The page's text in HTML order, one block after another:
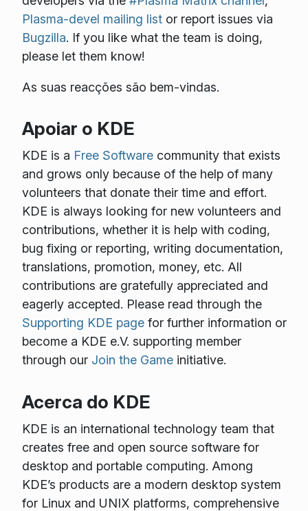
Plasma-devel mailing listor report issues via
Bugzilla. If you like what the team is doing,
please let them know!
As suas reacções são bem-vindas.
Apoiar o KDE
KDE is a Free Softwarecommunity that exists
and grows only because of the help of many
volunteers that donate their time and effort.
KDE is always looking for new volunteers and
contributions, whether it is help with coding,
bug fixing or reporting, writing documentation,
translations, promotion, money, etc. All
contributions are gratefully appreciated and
eagerly accepted. Please read through the
Supporting KDE pagefor further information or
become a KDE e.V. supporting member
through our Join the Gameinitiative.
Acerca do KDE
KDE is an international technology team that
creates free and open source software for
desktop and portable computing. Among
KDE’s products are a modern desktop system
for Linux and UNIX platforms, comprehensive